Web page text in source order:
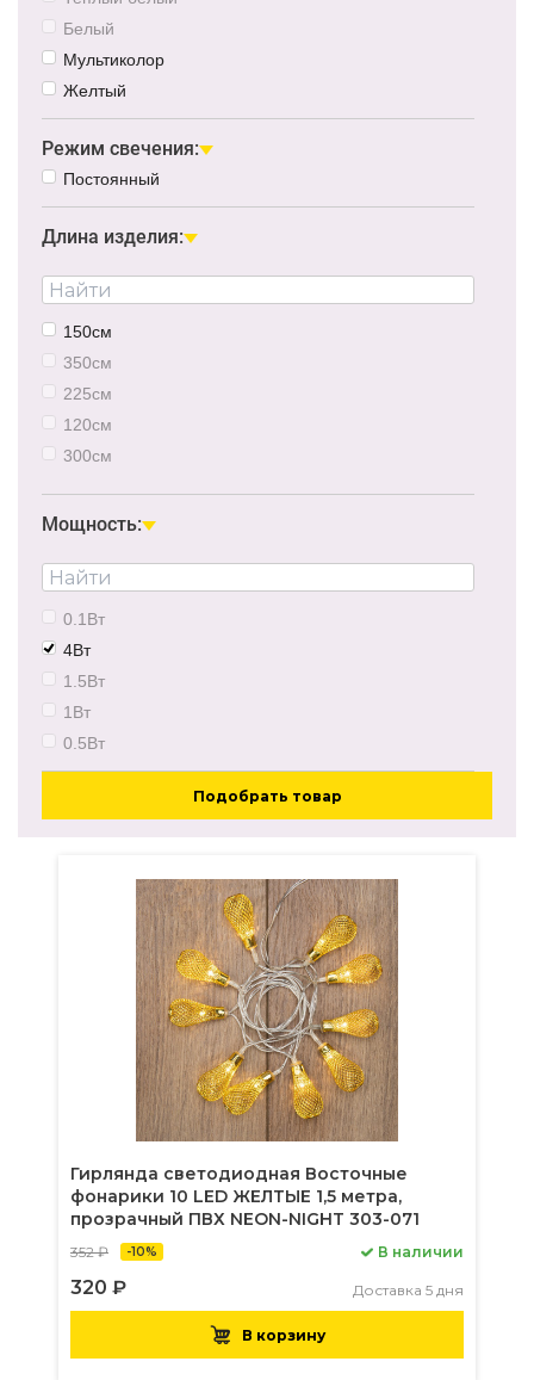
Белый
Мультиколор
Желтый
Режим свечения:
Постоянный
Длина изделия:
150см
350см
225см
120см
300см
Мощность:
0.1Вт
4Вт
1.5Вт
1Вт
0.5Вт
Подобрать товар
Гирлянда светодиодная Восточные
фонарики 10 LED ЖЕЛТЫЕ 1,5 метра,
прозрачный ПВХ NEON-NIGHT 303-071
352 ₽ -10%
320 ₽
В наличии
Доставка 5 дня
В корзину